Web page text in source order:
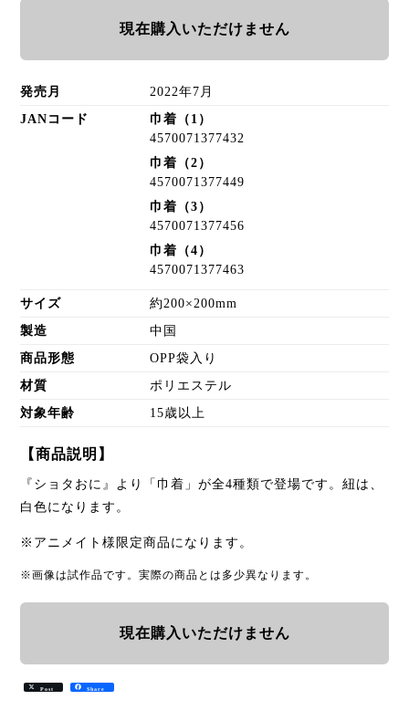
現在購入いただけません
発売月 2022年7月
JANコード
巾着（1）
4570071377432
巾着（2）
4570071377449
巾着（3）
4570071377456
巾着（4）
4570071377463
サイズ 約200×200mm
製造 中国
商品形態 OPP袋入り
材質 ポリエステル
対象年齢 15歳以上
【商品説明】
『ショタおに』より「巾着」が全4種類で登場です。紐は、
白色になります。
※アニメイト様限定商品になります。
※画像は試作品です。実際の商品とは多少異なります。
現在購入いただけません
Post Share